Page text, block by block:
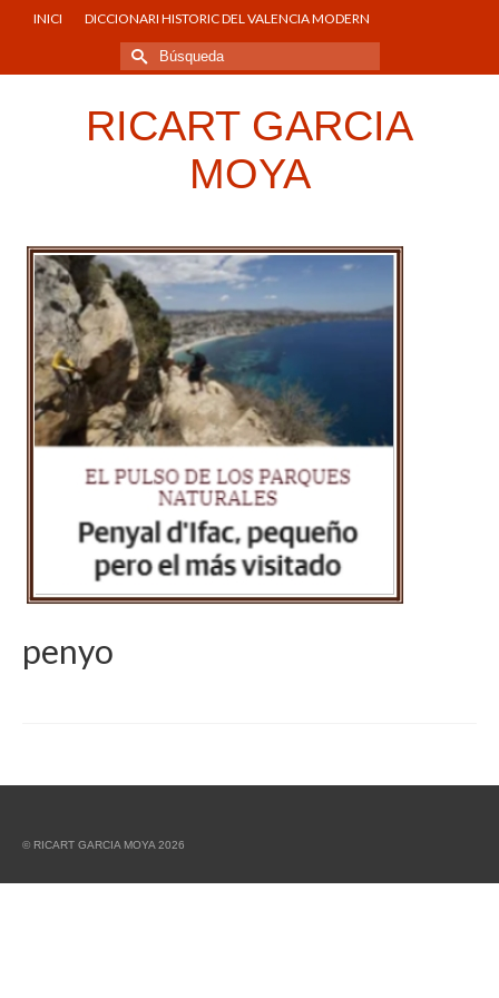
INICI DICCIONARI HISTORIC DEL VALENCIA MODERN
Buscar
por:
RICART GARCIA
MOYA
penyo
© RICART GARCIA MOYA 2026